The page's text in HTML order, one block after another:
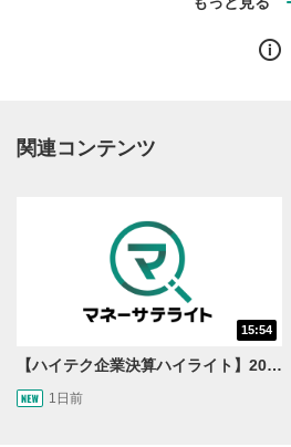
関連コンテンツ
15:54
【ハイテク企業決算ハイライト】2027年分のメモリに売切れ報道!?＜米国マーケットダイジェスト8/5号＞
1日前